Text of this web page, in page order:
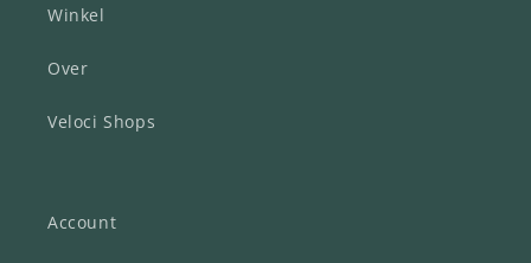
Winkel
Over
Veloci Shops
Account